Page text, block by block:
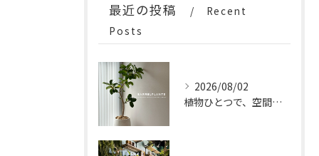
最近の投稿
Recent
Posts
2026/08/02
植物ひとつで、空間はもっと完成する。